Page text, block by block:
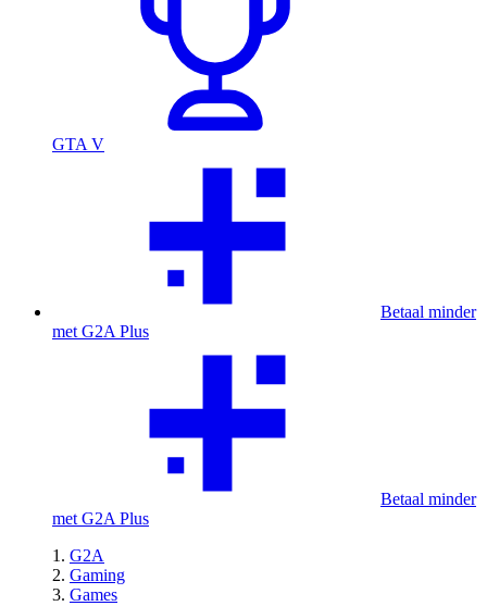
GTA V
Betaal minder
met G2A Plus
Betaal minder
met G2A Plus
G2A
Gaming
Games